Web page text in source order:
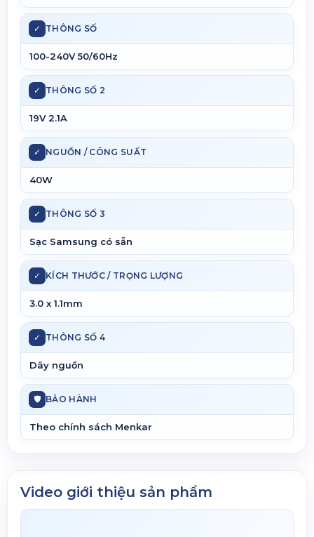
✓ THÔNG SỐ
100-240V 50/60Hz
✓ THÔNG SỐ 2
19V 2.1A
✓ NGUỒN / CÔNG SUẤT
40W
✓ THÔNG SỐ 3
Sạc Samsung có sẵn
✓ KÍCH THƯỚC / TRỌNG LƯỢNG
3.0 x 1.1mm
✓ THÔNG SỐ 4
Dây nguồn
🛡 BẢO HÀNH
Theo chính sách Menkar
Video giới thiệu sản phẩm